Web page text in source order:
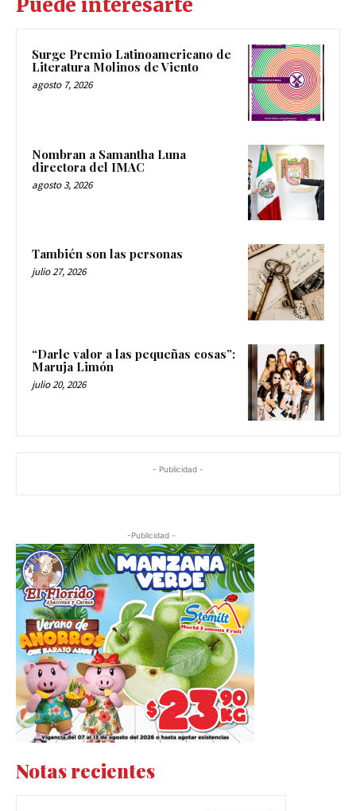
Puede interesarte
Surge Premio Latinoamericano de
Literatura Molinos de Viento
agosto 7, 2026
Nombran a Samantha Luna
directora del IMAC
agosto 3, 2026
También son las personas
julio 27, 2026
“Darle valor a las pequeñas cosas”:
Maruja Limón
julio 20, 2026
- Publicidad -
-Publicidad -
Notas recientes